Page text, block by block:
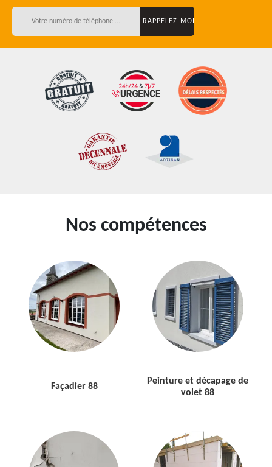
Nos compétences
Façadier 88
Peinture et décapage de
volet 88